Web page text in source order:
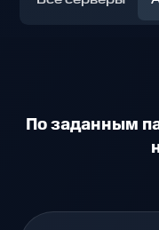
По заданным